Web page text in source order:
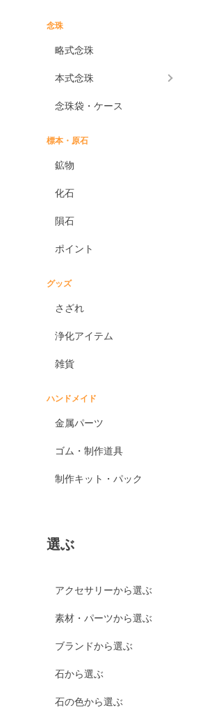
念珠
略式念珠
本式念珠
念珠袋・ケース
標本・原石
鉱物
化石
隕石
ポイント
グッズ
さざれ
浄化アイテム
雑貨
ハンドメイド
金属パーツ
ゴム・制作道具
制作キット・パック
選ぶ
アクセサリーから選ぶ
素材・パーツから選ぶ
ブランドから選ぶ
石から選ぶ
石の色から選ぶ